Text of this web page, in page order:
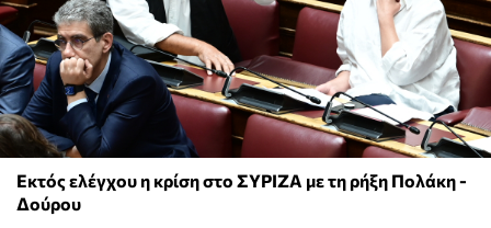
Εκτός ελέγχου η κρίση στο ΣΥΡΙΖΑ με τη ρήξη Πολάκη -
Δούρου